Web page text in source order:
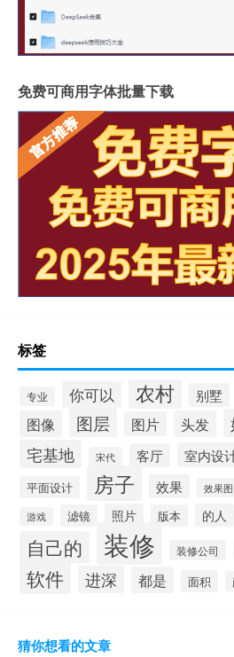
免费可商用字体批量下载
标签
专业 你可以 农村 别墅
图像 图层 图片 头发
宅基地 宋代 客厅 室内设
平面设计 房子 效果 效果图
游戏 滤镜 照片 版本 的人
自己的 装修 装修公司
软件 进深 都是 面积
猜你想看的文章